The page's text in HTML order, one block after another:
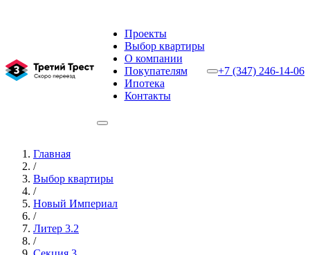
Проекты
Выбор квартиры
О компании
Покупателям
Ипотека
Контакты
+7 (347) 246-14-06
Главная
/
Выбор квартиры
/
Новый Империал
/
Литер 3.2
/